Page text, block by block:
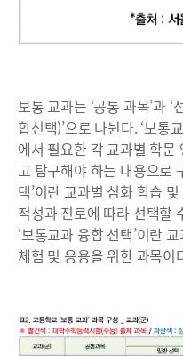
보통 교과는 ‘공통 과목’과
합선택)’으로 나뉜다. ‘보통
에서 필요한 각 교과별 학
고 탐구해야 하는 내용으로
택’이란 교과별 심화 학습
적성과 진로에 따라 선택할
‘보통교과 융합 선택’이란
체험 및 응용을 위한 과목